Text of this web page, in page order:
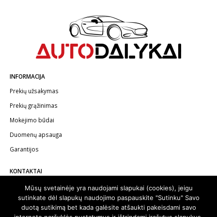
INFORMACIJA
Prekių užsakymas
Prekių grąžinimas
Mokėjimo būdai
Duomenų apsauga
Garantijos
KONTAKTAI
Telefonas:+370 602 62622
El.paštas: info@autodalykai.lt
Mūsų svetainėje yra naudojami slapukai (cookies), jeigu
sutinkate dėl slapukų naudojimo paspauskite "Sutinku" Savo
duotą sutikimą bet kada galėsite atšaukti pakeisdami savo